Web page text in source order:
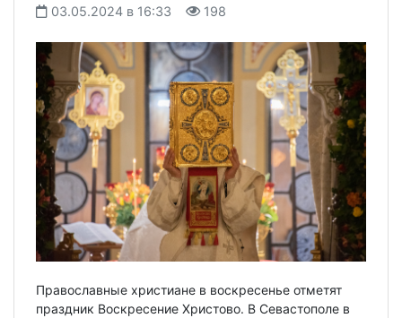
03.05.2024 в 16:33 198
Православные христиане в воскресенье отметят
праздник Воскресение Христово. В Севастополе в